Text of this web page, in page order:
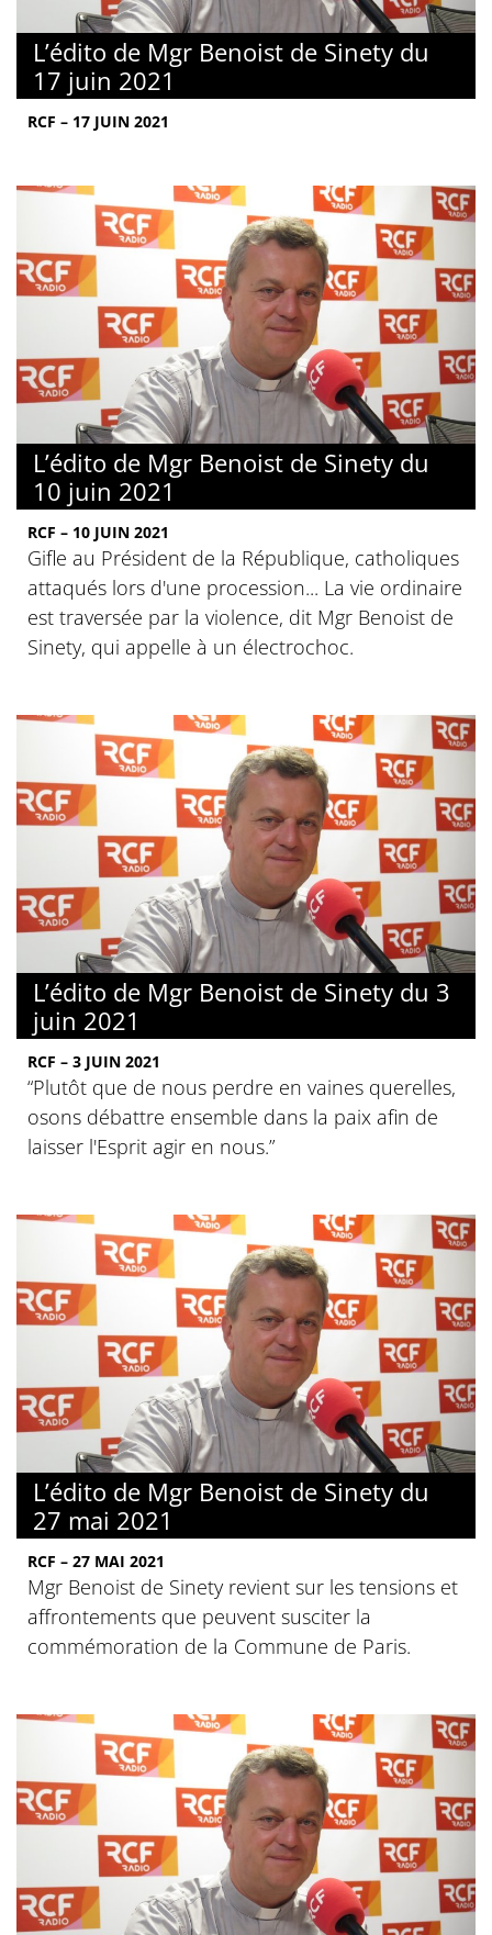
L’édito de Mgr Benoist de Sinety du
17 juin 2021
RCF – 17 JUIN 2021
L’édito de Mgr Benoist de Sinety du
10 juin 2021
RCF – 10 JUIN 2021
Gifle au Président de la République, catholiques
attaqués lors d'une procession... La vie ordinaire
est traversée par la violence, dit Mgr Benoist de
Sinety, qui appelle à un électrochoc.
L’édito de Mgr Benoist de Sinety du 3
juin 2021
RCF – 3 JUIN 2021
“Plutôt que de nous perdre en vaines querelles,
osons débattre ensemble dans la paix afin de
laisser l'Esprit agir en nous.”
L’édito de Mgr Benoist de Sinety du
27 mai 2021
RCF – 27 MAI 2021
Mgr Benoist de Sinety revient sur les tensions et
affrontements que peuvent susciter la
commémoration de la Commune de Paris.